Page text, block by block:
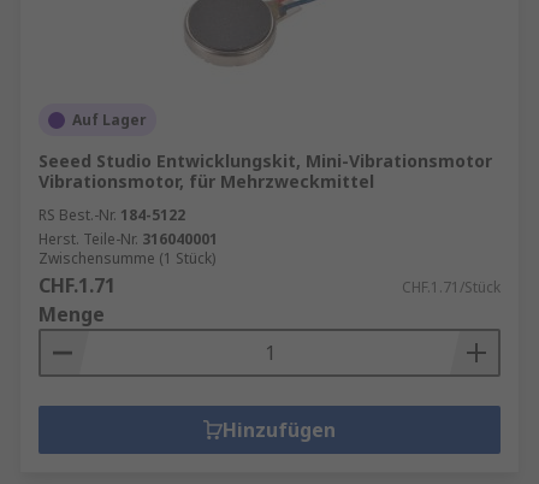
Auf Lager
Seeed Studio Entwicklungskit, Mini-Vibrationsmotor
Vibrationsmotor, für Mehrzweckmittel
RS Best.-Nr. 184-5122
Herst. Teile-Nr. 316040001
Zwischensumme (1 Stück)
CHF.1.71 CHF.1.71/Stück
Menge
Hinzufügen